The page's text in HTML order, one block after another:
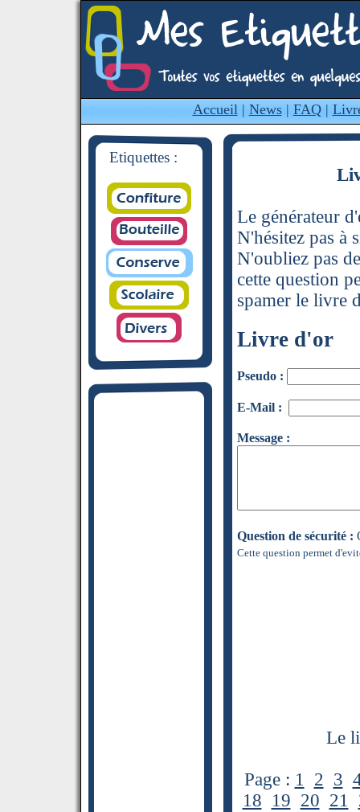
Accueil| News| FAQ|
Etiquettes :
Le générateur
N'hésitez pas à
N'oubliez pas
cette question
spamer le livre
Livre d'or
Pseudo :
E-Mail :
Message :
Question de sécurité :
Cette question permet
Le
Page : 1 2 3
18 19 20 21